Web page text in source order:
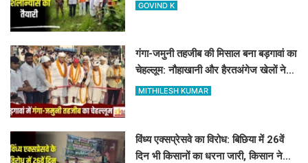
GOVIND K
गंगा-जमुनी तहजीब की मिसाल बना बड़गावां का
चेहल्लूम: नौहाखानी और हैरतअंगेज खेलों ने
बांधा समां
MITHILESH KUMAR
विंध्य एक्सप्रेसवे का विरोध: बिछिया में 26वें
दिन भी किसानों का धरना जारी, किसान नेता